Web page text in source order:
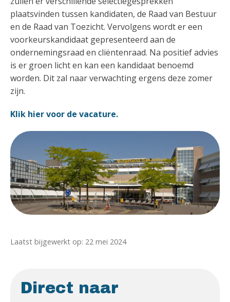
plaatsvinden tussen kandidaten, de Raad van Bestuur
en de Raad van Toezicht. Vervolgens wordt er een
voorkeurskandidaat gepresenteerd aan de
ondernemingsraad en cliëntenraad. Na positief advies
is er groen licht en kan een kandidaat benoemd
worden. Dit zal naar verwachting ergens deze zomer
zijn.
Klik hier voor de vacature.
Laatst bijgewerkt op: 22 mei 2024
Direct naar